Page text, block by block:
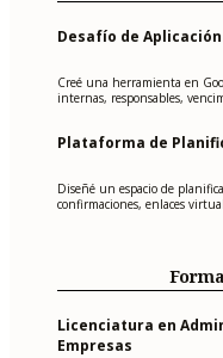
Desafío de
Creé una herramienta en
internas, responsables,
Plataforma de
Diseñé un espacio de
confirmaciones, enlaces
Licenciatura en
Empresas